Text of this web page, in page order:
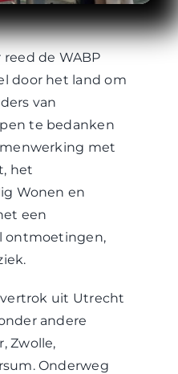
de WABP
door het land om
van
te bedanken
met
het
Wonen en
een
ontmoetingen,
uit Utrecht
andere
Zwolle,
Onderweg